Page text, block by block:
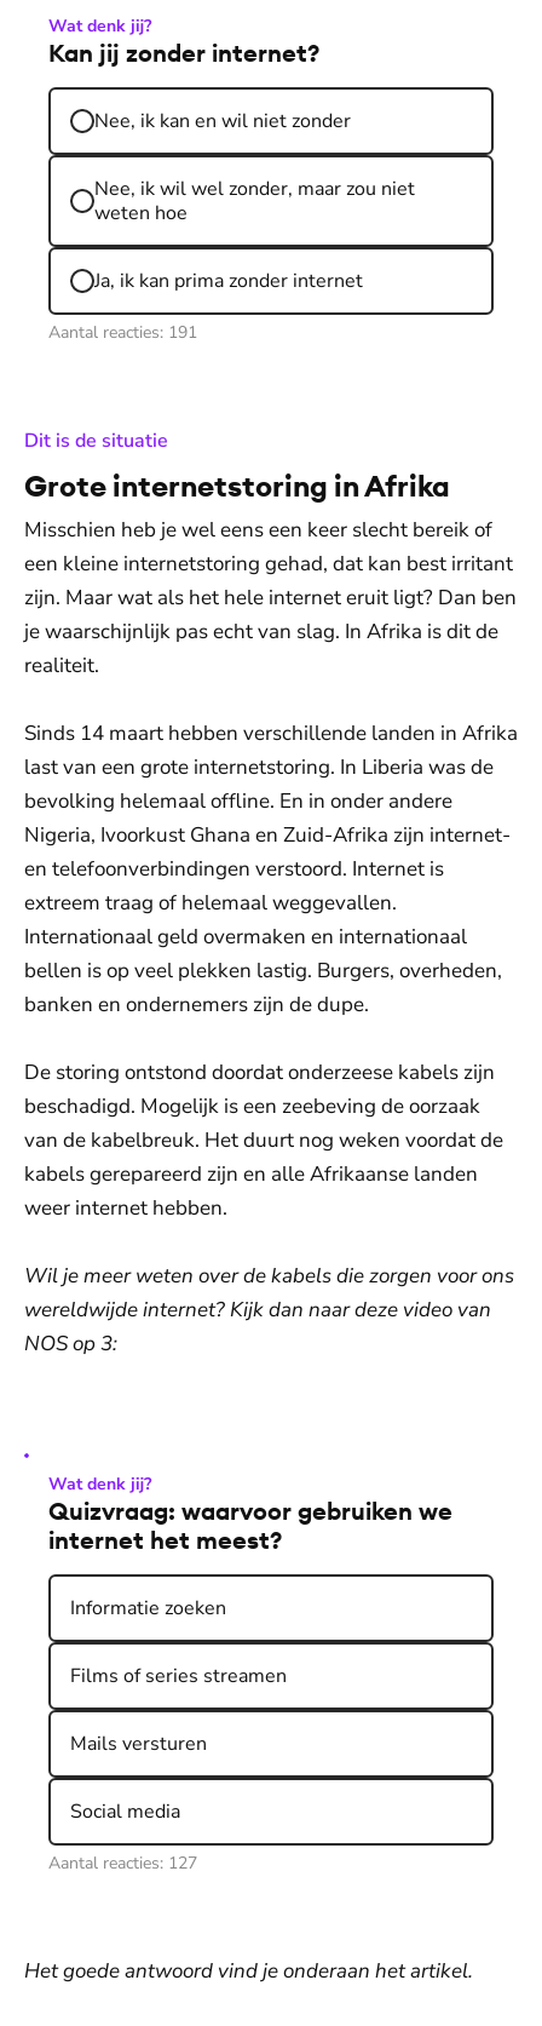
Wat denk jij?
Kan jij zonder internet?
Nee, ik kan en wil niet zonder
Nee, ik wil wel zonder, maar zou niet
weten hoe
Ja, ik kan prima zonder internet
Aantal reacties: 191
Dit is de situatie
Grote internetstoring in Afrika
Misschien heb je wel eens een keer slecht bereik of
een kleine internetstoring gehad, dat kan best irritant
zijn. Maar wat als het hele internet eruit ligt? Dan ben
je waarschijnlijk pas echt van slag. In Afrika is dit de
realiteit.
Sinds 14 maart hebben verschillende landen in Afrika
last van een grote internetstoring. In Liberia was de
bevolking helemaal offline. En in onder andere
Nigeria, Ivoorkust Ghana en Zuid-Afrika zijn internet-
en telefoonverbindingen verstoord. Internet is
extreem traag of helemaal weggevallen.
Internationaal geld overmaken en internationaal
bellen is op veel plekken lastig. Burgers, overheden,
banken en ondernemers zijn de dupe.
De storing ontstond doordat onderzeese kabels zijn
beschadigd. Mogelijk is een zeebeving de oorzaak
van de kabelbreuk. Het duurt nog weken voordat de
kabels gerepareerd zijn en alle Afrikaanse landen
weer internet hebben.
Wil je meer weten over de kabels die zorgen voor ons
wereldwijde internet? Kijk dan naar deze video van
NOS op 3:
De weergave van deze video vereist jouw
Wat denk jij?
Quizvraag: waarvoor gebruiken we
internet het meest?
Informatie zoeken
Films of series streamen
Mails versturen
Social media
Aantal reacties: 127
Het goede antwoord vind je onderaan het artikel.